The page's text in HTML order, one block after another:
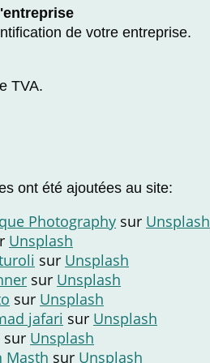
de votre entreprise.
TVA.
ont été ajoutées au site:
Photography sur Unsplash
Unsplash
sur Unsplash
sur Unsplash
sur Unsplash
jafari sur Unsplash
sur Unsplash
Masth sur Unsplash